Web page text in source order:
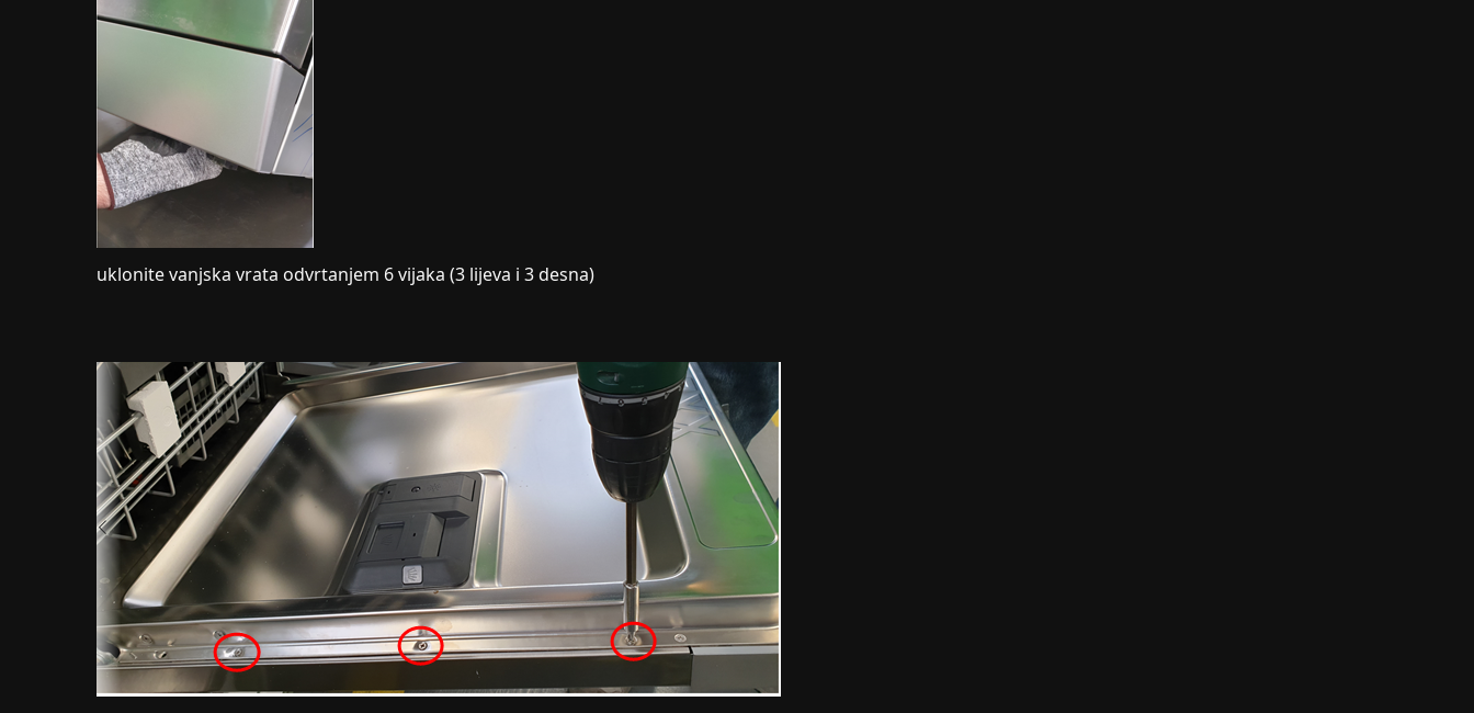
uklonite vanjska vrata odvrtanjem 6 vijaka (3 lijeva i 3 desna)